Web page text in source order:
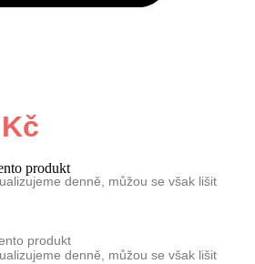
produkt
denně, můžou se však lišit
produkt
denně, můžou se však lišit